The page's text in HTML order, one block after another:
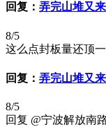
回复： 弄完山堆又
8/5
这么点封板量还顶
回复： 弄完山堆又
8/5
回复 @宁波解放南